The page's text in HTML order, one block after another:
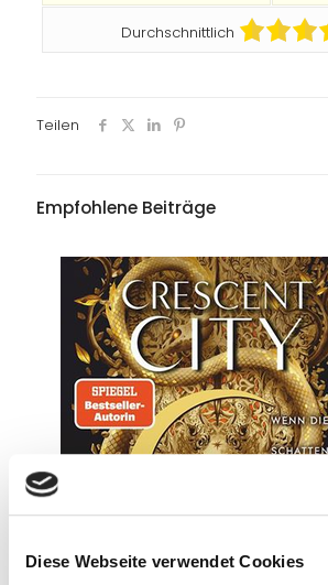
Diese Webseite verwendet Cookies
Durchschnittlich
Teilen
Empfohlene Beiträge